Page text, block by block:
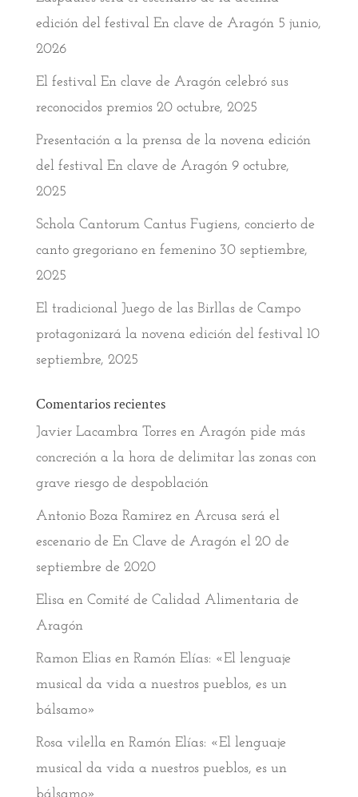
edición del festival En clave de Aragón 5 junio,
2026
El festival En clave de Aragón celebró sus
reconocidos premios 20 octubre, 2025
Presentación a la prensa de la novena edición
del festival En clave de Aragón 9 octubre,
2025
Schola Cantorum Cantus Fugiens, concierto de
canto gregoriano en femenino 30 septiembre,
2025
El tradicional Juego de las Birllas de Campo
protagonizará la novena edición del festival 10
septiembre, 2025
Comentarios recientes
Javier Lacambra Torresen Aragón pide más
concreción a la hora de delimitar las zonas con
grave riesgo de despoblación
Antonio Boza Ramirez en Arcusa será el
escenario de En Clave de Aragón el 20 de
septiembre de 2020
Elisa en Comité de Calidad Alimentaria de
Aragón
Ramon Eliasen Ramón Elías: «El lenguaje
musical da vida a nuestros pueblos, es un
bálsamo»
Rosa vilella en Ramón Elías: «El lenguaje
musical da vida a nuestros pueblos, es un